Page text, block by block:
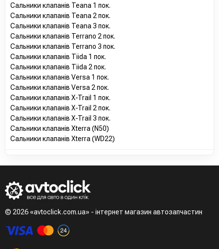
Сальники клапанів Teana 1 пок.
Сальники клапанів Teana 2 пок.
Сальники клапанів Teana 3 пок.
Сальники клапанів Terrano 2 пок.
Сальники клапанів Terrano 3 пок.
Сальники клапанів Tiida 1 пок.
Сальники клапанів Tiida 2 пок.
Сальники клапанів Versa 1 пок.
Сальники клапанів Versa 2 пок.
Сальники клапанів X-Trail 1 пок.
Сальники клапанів X-Trail 2 пок.
Сальники клапанів X-Trail 3 пок.
Сальники клапанів Xterra (N50)
Сальники клапанів Xterra (WD22)
© 2026 «avtoclick.com.ua» - інтернет магазин автозапчастин